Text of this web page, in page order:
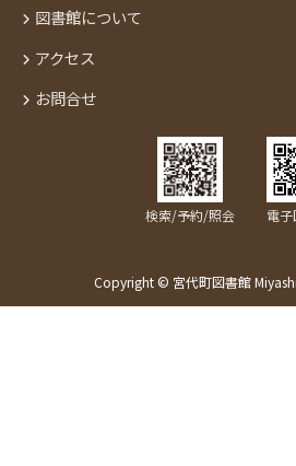
図書館について
アクセス
お問合せ
検索/予約/照会 電
Copyright © 宮代町図書館